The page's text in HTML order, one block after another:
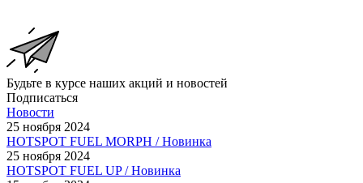
Будьте в курсе наших акций и новостей
Подписаться
Новости
25 ноября 2024
HOTSPOT FUEL MORPH / Новинка
25 ноября 2024
HOTSPOT FUEL UP / Новинка